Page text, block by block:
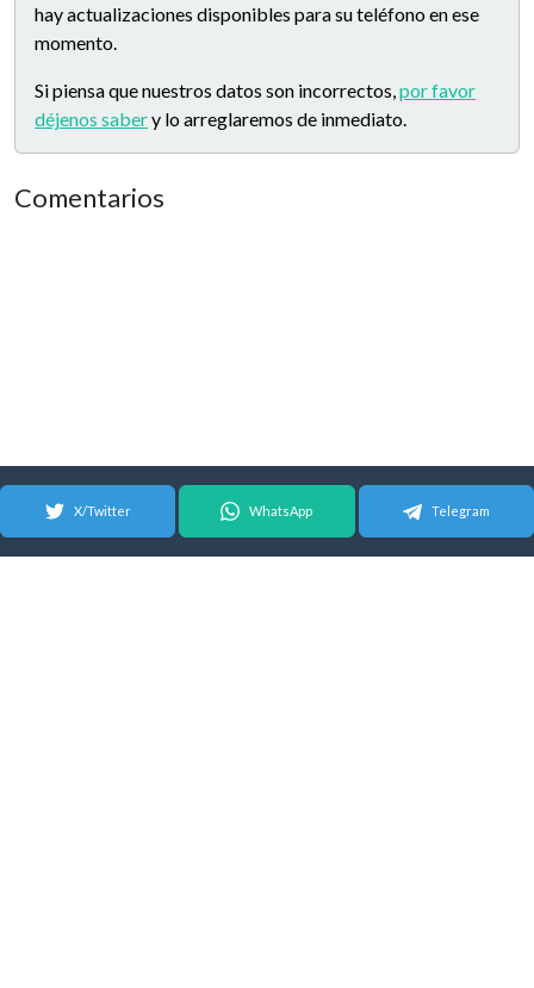
hay actualizaciones disponibles para su teléfono en ese
momento.
Si piensa que nuestros datos son incorrectos,por favor
déjenos sabery lo arreglaremos de inmediato.
Comentarios
X/Twitter WhatsApp Telegram